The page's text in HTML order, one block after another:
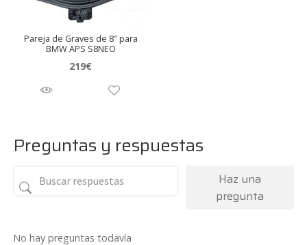
Pareja de Graves de 8″ para
BMW APS S8NEO
219€
Preguntas y respuestas
Haz una
pregunta
No hay preguntas todavía